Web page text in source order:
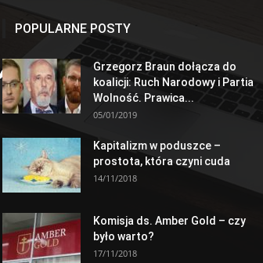
POPULARNE POSTY
Grzegorz Braun dołącza do
koalicji: Ruch Narodowy i Partia
Wolność. Prawica...
05/01/2019
Kapitalizm w poduszce –
prostota, która czyni cuda
14/11/2018
Komisja ds. Amber Gold – czy
było warto?
17/11/2018